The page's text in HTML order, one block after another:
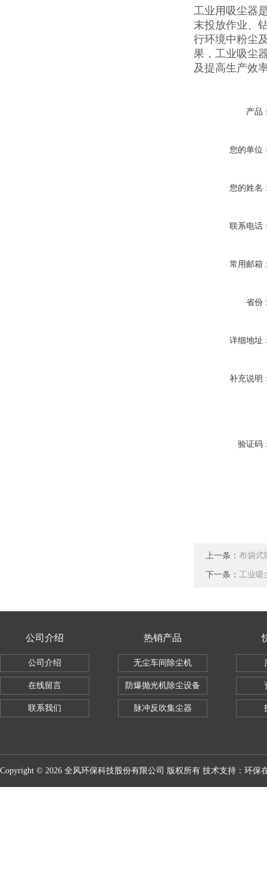
工业用吸尘器
末投放作业、
行环境中粉尘
果，工业吸尘
及提高生产效
产品
您的单位
您的姓名
联系电话
常用邮箱
省份
详细地址
补充说明
验证码
上一条： 布袋式
下一条： 工业
公司介绍
公司介绍
在线留言
联系我们
热销产品
无尘车间除尘机
防爆抛光机除尘设备
脉冲反吹集尘器
Copyright © 2026 全风环保科技股份有限公司 版权所有 技术支持： 环保